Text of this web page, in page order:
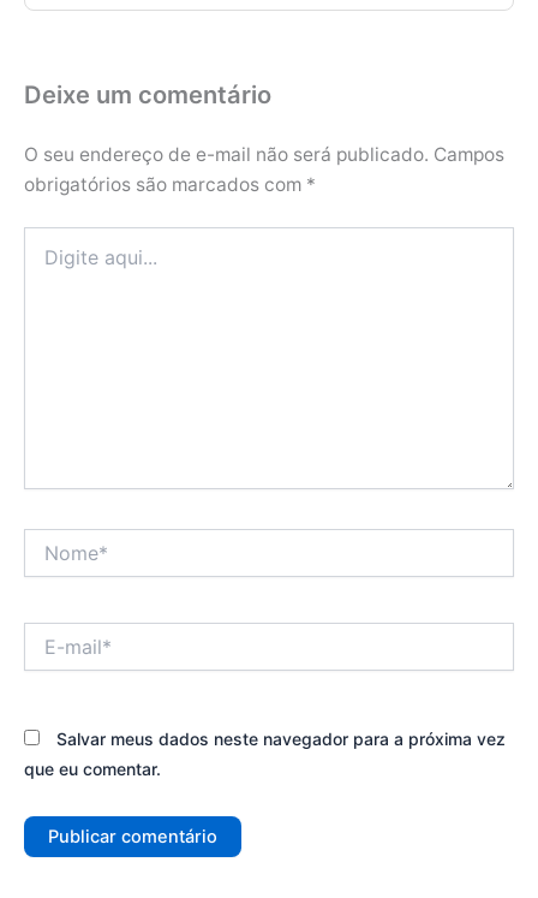
Deixe um comentário
O seu endereço de e-mail não será publicado. Campos
obrigatórios são marcados com *
aqui...
mail*
Salvar meus dados neste navegador para a próxima vez
que eu comentar.